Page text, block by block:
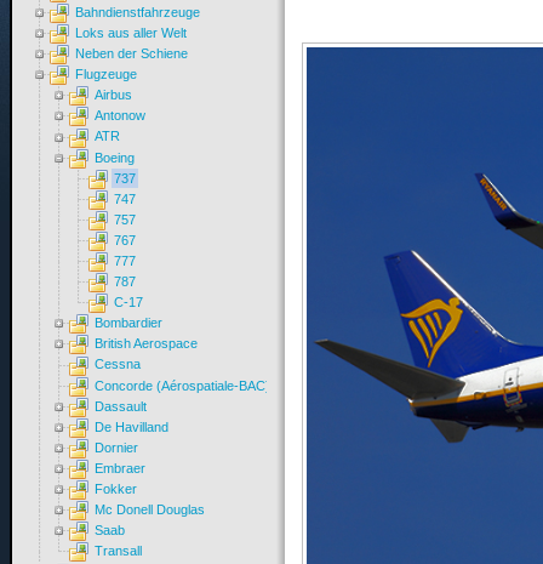
Bahndienstfahrzeuge
Loks aus aller Welt
Neben der Schiene
Flugzeuge
Airbus
Antonow
ATR
Boeing
737
747
757
767
777
787
C-17
Bombardier
British Aerospace
Cessna
Concorde (Aérospatiale-BAC)
Dassault
De Havilland
Dornier
Embraer
Fokker
Mc Donell Douglas
Saab
Transall